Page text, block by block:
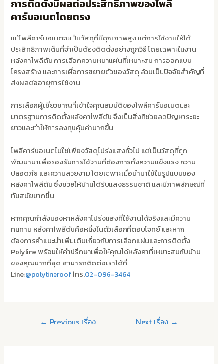
การติดตั้งมีผลต่อประสิทธิภาพของโพลี
คาร์บอเนตโดยตรง
แม้โพลีคาร์บอเนตจะเป็นวัสดุที่มีคุณภาพสูง แต่การใช้งานให้ได้
ประสิทธิภาพเต็มที่จำเป็นต้องติดตั้งอย่างถูกวิธี โดยเฉพาะในงาน
หลังคาโพลีตัน การเลือกความหนาแผ่นที่เหมาะสม การออกแบบ
โครงสร้าง และการเผื่อการขยายตัวของวัสดุ ล้วนเป็นปัจจัยสำคัญที่
ส่งผลต่ออายุการใช้งาน
การเลือกผู้เชี่ยวชาญที่เข้าใจคุณสมบัติของโพลีคาร์บอเนตและ
มาตรฐานการติดตั้งหลังคาโพลีตัน จึงเป็นสิ่งที่ช่วยลดปัญหาระยะ
ยาวและทำให้การลงทุนคุ้มค่ามากขึ้น
โพลีคาร์บอเนตไม่ใช่เพียงวัสดุโปร่งแสงทั่วไป แต่เป็นวัสดุที่ถูก
พัฒนามาเพื่อรองรับการใช้งานที่ต้องการทั้งความแข็งแรง ความ
ปลอดภัย และความสวยงาม โดยเฉพาะเมื่อนำมาใช้ในรูปแบบของ
หลังคาโพลีตัน ซึ่งช่วยให้บ้านได้รับแสงธรรมชาติ และมีภาพลักษณ์ที่
ทันสมัยมากขึ้น
หากคุณกำลังมองหาหลังคาโปร่งแสงที่ใช้งานได้จริงและมีความ
ทนทาน หลังคาโพลีตันคือหนึ่งในตัวเลือกที่ตอบโจทย์ และหาก
ต้องการคำแนะนำเพิ่มเติมเกี่ยวกับการเลือกแผ่นและการติดตั้ง
Polyline พร้อมให้คำปรึกษาเพื่อให้คุณได้หลังคาที่เหมาะสมกับบ้าน
ของคุณมากที่สุด สามารถติดต่อเราได้ที่
Line:@polylineroofโทร.02-096-3464
← Previous เรื่อง Next เรื่อง →